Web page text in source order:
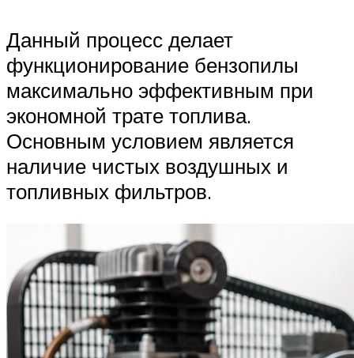
Данный процесс делает
функционирование бензопилы
максимально эффективным при
экономной трате топлива.
Основным условием является
наличие чистых воздушных и
топливных фильтров.